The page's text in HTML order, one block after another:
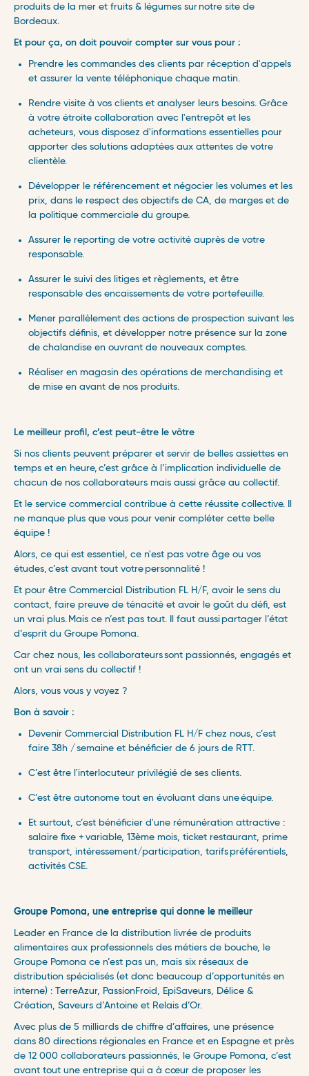
produits de la mer et fruits & légumes sur notre site de
Bordeaux. ​
Et pour ça, on doit pouvoir compter sur vous pour : ​
Prendre les commandes des clients par réception d'appels
et assurer la vente téléphonique chaque matin.
Rendre visite à vos clients et analyser leurs besoins. Grâce
à votre étroite collaboration avec l'entrepôt et les
acheteurs, vous disposez d'informations essentielles pour
apporter des solutions adaptées aux attentes de votre
clientèle.
Développer le référencement et négocier les volumes et les
prix, dans le respect des objectifs de CA, de marges et de
la politique commerciale du groupe.
Assurer le reporting de votre activité auprès de votre
responsable.
Assurer le suivi des litiges et règlements, et être
responsable des encaissements de votre portefeuille.
Mener parallèlement des actions de prospection suivant les
objectifs définis, et développer notre présence sur la zone
de chalandise en ouvrant de nouveaux comptes.
Réaliser en magasin des opérations de merchandising et
de mise en avant de nos produits.
Le meilleur profil, c’est peut-être le vôtre ​
Si nos clients peuvent préparer et servir de belles assiettes en
temps et en heure, c’est grâce à l’implication individuelle de
chacun de nos collaborateurs mais aussi grâce au collectif.
Et le service commercial contribue à cette réussite collective. Il
ne manque plus que vous pour venir compléter cette belle
équipe !
Alors, ce qui est essentiel, ce n'est pas votre âge ou vos
études, c’est avant tout votre personnalité !
Et pour être Commercial Distribution FL H/F, avoir le sens du
contact, faire preuve de ténacité et avoir le goût du défi, est
un vrai plus. Mais ce n’est pas tout. Il faut aussi partager l’état
d’esprit du Groupe Pomona.
Car chez nous, les collaborateurs sont passionnés, engagés et
ont un vrai sens du collectif ! ​
Alors, vous vous y voyez ? ​
Bon à savoir : ​
Devenir Commercial Distribution FL H/F chez nous, c’est
faire 38h / semaine et bénéficier de 6 jours de RTT. ​
C’est être l'interlocuteur privilégié de ses clients.
C’est être autonome tout en évoluant dans une équipe. ​
Et surtout, c’est bénéficier d'une rémunération attractive :
salaire fixe + variable, 13ème mois, ticket restaurant, prime
transport, intéressement/participation, tarifs préférentiels,
activités CSE. ​
Groupe Pomona, une entreprise qui donne le meilleur
Leader en France de la distribution livrée de produits
alimentaires aux professionnels des métiers de bouche, le
Groupe Pomona ce n’est pas un, mais six réseaux de
distribution spécialisés (et donc beaucoup d’opportunités en
interne) : TerreAzur, PassionFroid, EpiSaveurs, Délice &
Création, Saveurs d’Antoine et Relais d’Or.
Avec plus de 5 milliards de chiffre d’affaires, une présence
dans 80 directions régionales en France et en Espagne et près
de 12 000 collaborateurs passionnés, le Groupe Pomona, c’est
avant tout une entreprise qui a à cœur de proposer les